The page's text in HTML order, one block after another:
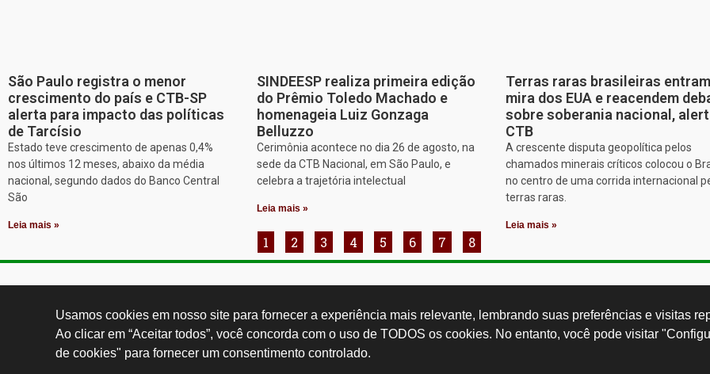
São Paulo registra o menor
crescimento do país e CTB-SP
alerta para impacto das políticas
de Tarcísio
Estado teve crescimento de apenas 0,4%
nos últimos 12 meses, abaixo da média
nacional, segundo dados do Banco Central
São
Leia mais »
SINDEESP realiza primeira edição
do Prêmio Toledo Machado e
homenageia Luiz Gonzaga
Belluzzo
Cerimônia acontece no dia 26 de agosto, na
sede da CTB Nacional, em São Paulo, e
celebra a trajetória intelectual
Leia mais »
Terras raras brasileiras
mira dos EUA e reacendem
sobre soberania nacional,
CTB
A crescente disputa geopolítica pelos
chamados minerais críticos colocou o
no centro de uma corrida internacional
terras raras.
Leia mais »
1 2 3 4 5 6 7 8
Paulo - SP -
Usamos cookies em nosso site para fornecer a experiência mais relevante, lembrando suas preferências e visitas
Ao clicar em “Aceitar todos”, você concorda com o uso de TODOS os cookies. No entanto, você pode visitar
de cookies" para fornecer um consentimento controlado.